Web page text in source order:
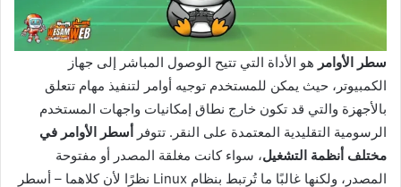
سطر الأوامر هو الأداة التي تتيح الوصول المباشر إلى جهاز
الكمبيوتر، حيث يمكن للمستخدم توجيه أوامر لتنفيذ مهام تتعلق
بالأجهزة والتي قد تكون خارج نطاق إمكانيات واجهات المستخدم
الرسومية التقليدية المعتمدة على النقر. تتوفر أسطر الأوامر في
مختلف أنظمة التشغيل، سواء كانت مغلقة المصدر أو مفتوحة
المصدر، ولكنها غالبًا ما تُرتبط بنظام Linux نظرًا لأن كلاهما – أسطر